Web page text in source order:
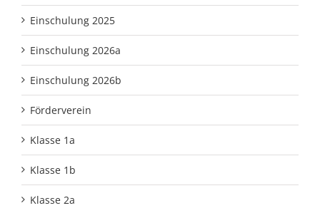
Einschulung 2025
Einschulung 2026a
Einschulung 2026b
Förderverein
Klasse 1a
Klasse 1b
Klasse 2a